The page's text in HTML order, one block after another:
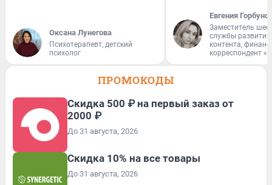
Оксана Лунегова
Психотерапевт, детский
психолог
Евгения
Заместитель
службы
контента,
корреспондент
ПРОМОКОДЫ
Скидка 500 ₽ на первый заказ от
2000 ₽
До 31 августа, 2026
Скидка 10% на все товары
До 31 августа, 2026